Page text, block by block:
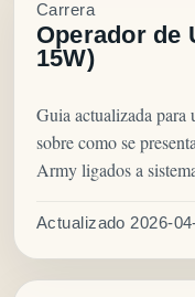
Carrera
Operador de
15W)
Guia actualizada para
sobre como se
Army ligados a
Actualizado 2026-